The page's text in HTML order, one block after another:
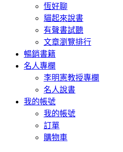
恆好聊
貓起來說書
有聲書試聽
文章瀏覽排行
暢銷書籍
名人專欄
李明憲教授專欄
名人說書
我的帳號
我的帳號
訂單
購物車